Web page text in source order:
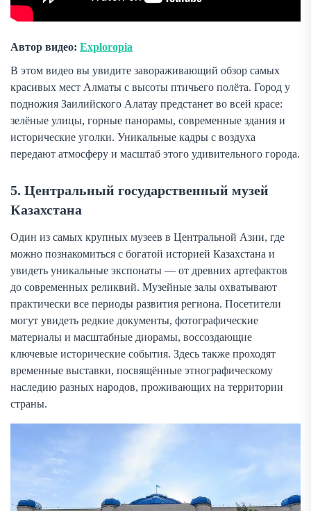
Автор видео: Exploropia
В этом видео вы увидите завораживающий обзор самых
красивых мест Алматы с высоты птичьего полёта. Город у
подножия Заилийского Алатау предстанет во всей красе:
зелёные улицы, горные панорамы, современные здания и
исторические уголки. Уникальные кадры с воздуха
передают атмосферу и масштаб этого удивительного города.
5. Центральный государственный музей
Казахстана
Один из самых крупных музеев в Центральной Азии, где
можно познакомиться с богатой историей Казахстана и
увидеть уникальные экспонаты — от древних артефактов
до современных реликвий. Музейные залы охватывают
практически все периоды развития региона. Посетители
могут увидеть редкие документы, фотографические
материалы и масштабные диорамы, воссоздающие
ключевые исторические события. Здесь также проходят
временные выставки, посвящённые этнографическому
наследию разных народов, проживающих на территории
страны.